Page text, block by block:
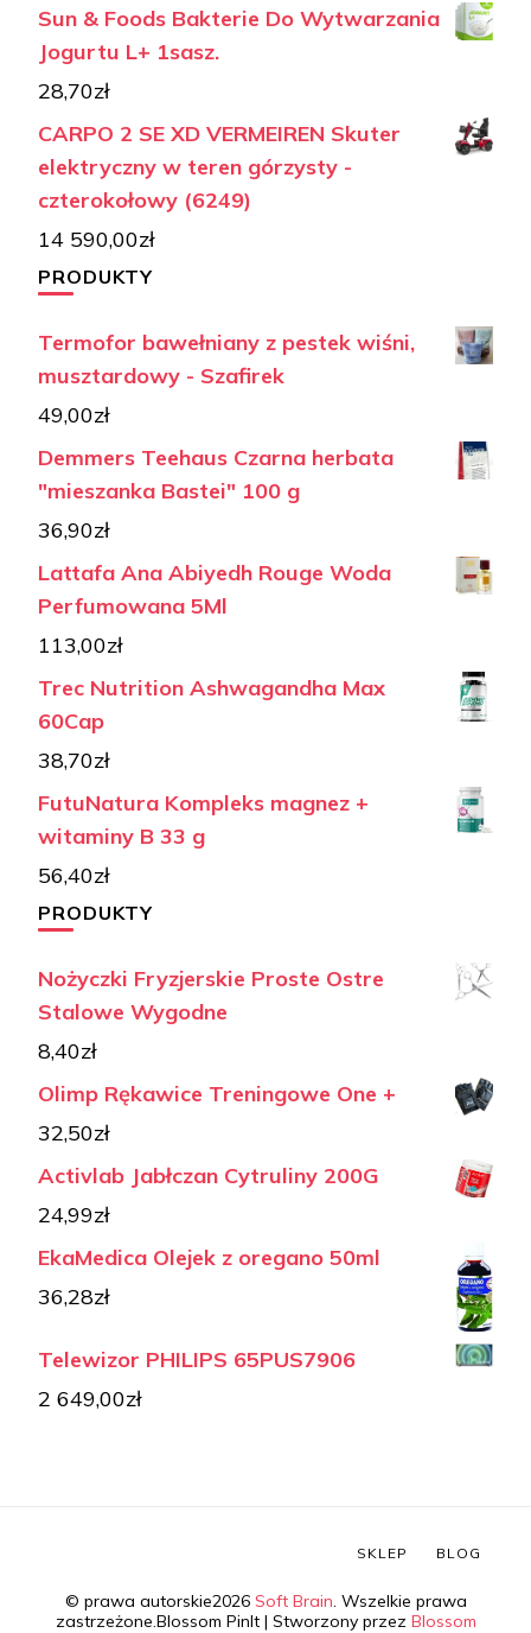
Sun & Foods Bakterie Do Wytwarzania
Jogurtu L+ 1sasz.
28,70zł
CARPO 2 SE XD VERMEIREN Skuter
elektryczny w teren górzysty -
czterokołowy (6249)
14 590,00zł
PRODUKTY
Termofor bawełniany z pestek wiśni,
musztardowy - Szafirek
49,00zł
Demmers Teehaus Czarna herbata
"mieszanka Bastei" 100 g
36,90zł
Lattafa Ana Abiyedh Rouge Woda
Perfumowana 5Ml
113,00zł
Trec Nutrition Ashwagandha Max
60Cap
38,70zł
FutuNatura Kompleks magnez +
witaminy B 33 g
56,40zł
PRODUKTY
Nożyczki Fryzjerskie Proste Ostre
Stalowe Wygodne
8,40zł
Olimp Rękawice Treningowe One +
32,50zł
Activlab Jabłczan Cytruliny 200G
24,99zł
EkaMedica Olejek z oregano 50ml
36,28zł
Telewizor PHILIPS 65PUS7906
2 649,00zł
© prawa autorskie2026 Soft Brain. Wszelkie prawa
zastrzeżone.Blossom PinIt | Stworzony przez Blossom
SKLEP BLOG